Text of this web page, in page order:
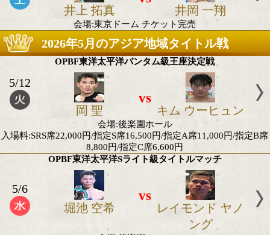
世界Sバンタム級4団体タイトルマッチ
5/2
井上 尚弥
vs
中谷 潤
会場:東京ドーム チケット完売
WBC世界バンタム級タイトルマッチ
井上 拓真
vs
井岡 一
会場:東京ドーム チケット完売
2026年5月のアジア地域タイトル
OPBF東洋太平洋バンタム級王座決定戦